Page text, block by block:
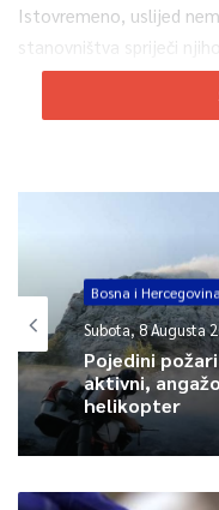
Istovremeno, uslijed
stanovništva spriječi
indirektno se generira
iznosu od oko 710
Bosna i Hercegovina
Subota, 8 Augusta
Pojedini
aktivni,
helikopter